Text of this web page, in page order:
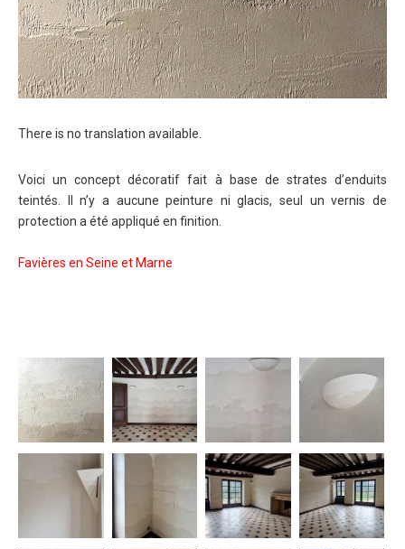
There is no translation available.
Voici un concept décoratif fait à base de strates d’enduits
teintés. Il n’y a aucune peinture ni glacis, seul un vernis de
protection a été appliqué en finition.
Favières en Seine et Marne